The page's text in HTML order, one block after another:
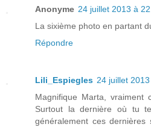
Anonyme 24 juillet 2013 à
La sixième photo en partant
Répondre
Lili_Espiegles 24 juillet
Magnifique Marta, vraiment
Surtout la dernière où tu
généralement ces dernières